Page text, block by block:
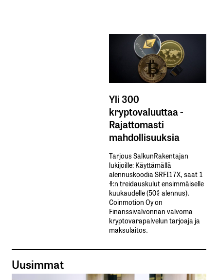
Yli 300
kryptovaluuttaa -
Rajattomasti
mahdollisuuksia
Tarjous SalkunRakentajan
lukijoille: Käyttämällä​ ​
alennuskoodia​ ​SRFI17X,​ ​saat​ ​1
%:n treidauskulut​ ​ensimmäiselle​ ​
kuukaudelle​ ​(50%​ ​alennus).
Coinmotion Oy on
Finanssivalvonnan valvoma
kryptovarapalvelun tarjoaja ja
maksulaitos.
Uusimmat